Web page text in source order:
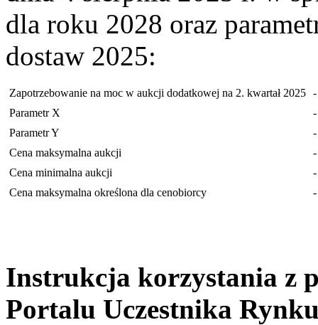
dla roku 2028 oraz
dostaw 2025:
Zapotrzebowanie na moc w aukcji dodatkowej na 2. kwartał 2025 -
Parametr X
-
Parametr Y
-
Cena maksymalna aukcji
-
Cena minimalna aukcji
-
Cena maksymalna określona dla cenobiorcy
-
Instrukcja korzystania z
Portalu Uczestnika